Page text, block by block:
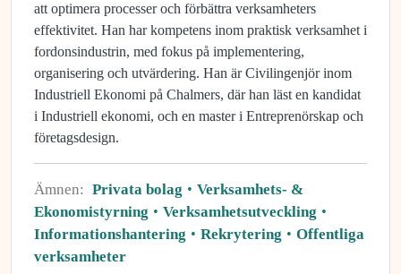
att optimera processer och förbättra verksamheters
effektivitet. Han har kompetens inom praktisk verksamhet i
fordonsindustrin, med fokus på implementering,
organisering och utvärdering. Han är Civilingenjör inom
Industriell Ekonomi på Chalmers, där han läst en kandidat
i Industriell ekonomi, och en master i Entreprenörskap och
företagsdesign.
Ämnen: Privata bolag
Verksamhets- &
Ekonomistyrning
Verksamhetsutveckling
Informationshantering
Rekrytering
Offentliga
verksamheter